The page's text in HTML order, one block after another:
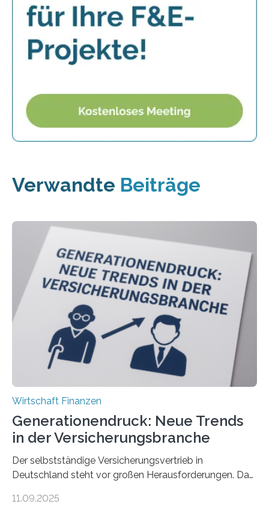
Verwandte Beiträge
Wirtschaft Finanzen
Generationendruck: Neue Trends
in der Versicherungsbranche
Der selbstständige Versicherungsvertrieb in
Deutschland steht vor großen Herausforderungen. Das
Dr. Matthias Beenken und Prof. Dr. Lukas Linnenbrink
11.09.2025